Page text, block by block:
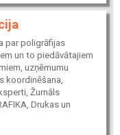
par poligrāfijas
un to piedāvātajiem
uzņēmumu
koordinēšana,
Žurnāls
Drukas un